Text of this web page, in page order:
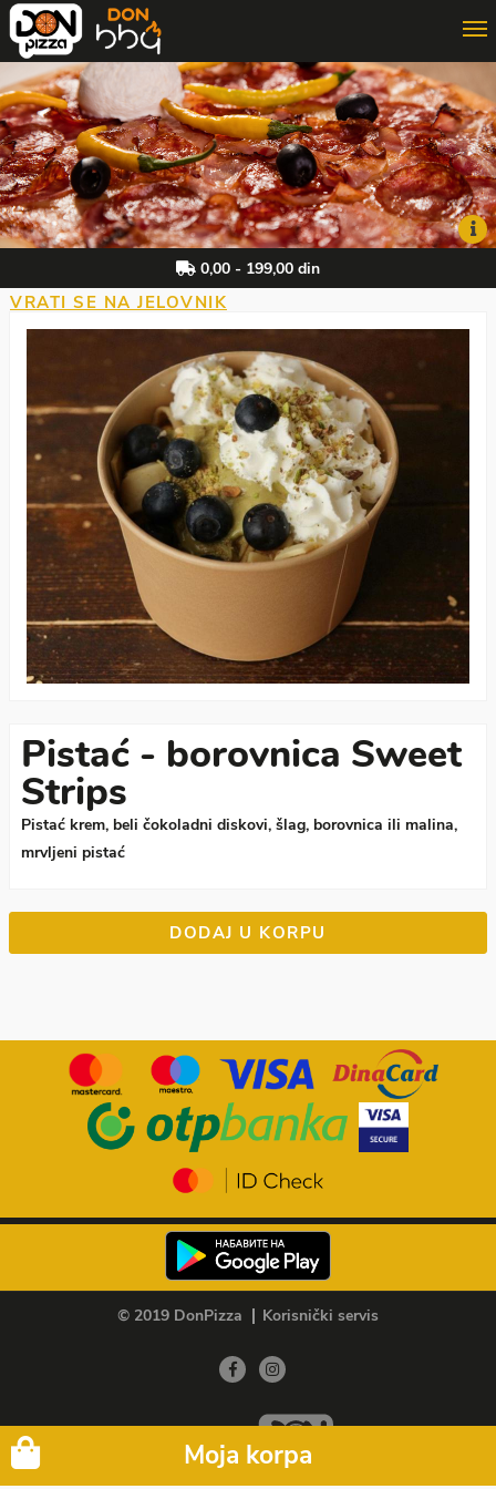
ONLINE PORUČIVANJE
3D PORUČIVANJE
DON MAJSTOR
0,00 - 199,00 din
VRATI SE NA JELOVNIK
Pistać - borovnica Sweet
Strips
Pistać krem, beli čokoladni diskovi, šlag, borovnica ili malina,
mrvljeni pistać
DODAJ U KORPU
Moja korpa
© 2019 DonPizza Korisnički servis
Member of